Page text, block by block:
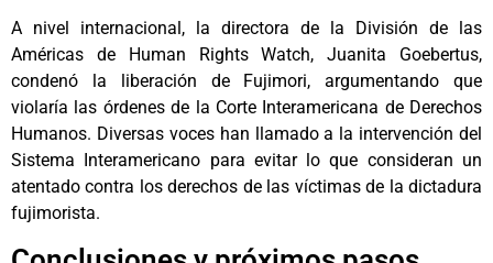
A nivel internacional, la directora de la División de las
Américas de Human Rights Watch, Juanita Goebertus,
condenó la liberación de Fujimori, argumentando que
violaría las órdenes de la Corte Interamericana de Derechos
Humanos. Diversas voces han llamado a la intervención del
Sistema Interamericano para evitar lo que consideran un
atentado contra los derechos de las víctimas de la dictadura
fujimorista.